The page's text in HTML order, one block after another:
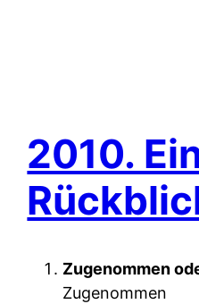
2010.
Zugenommen
Zugenommen